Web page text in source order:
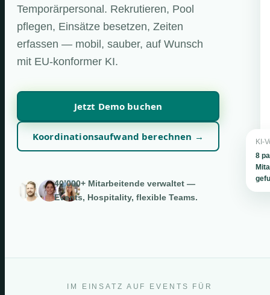
Temporärpersonal. Rekrutieren, Pool
pflegen, Einsätze besetzen, Zeiten
erfassen — mobil, sauber, auf Wunsch
mit EU-konformer KI.
Jetzt Demo buchen
Koordinationsaufwand berechnen →
40’000+ Mitarbeitende verwaltet —
Events, Hospitality, flexible Teams.
KI-
8
IM EINSATZ AUF EVENTS FÜR